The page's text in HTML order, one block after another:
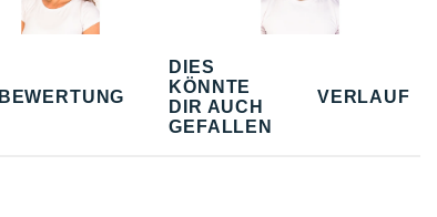
BEWERTUNG
DIES
KÖNNTE
DIR AUCH
GEFALLEN
VERLAUF